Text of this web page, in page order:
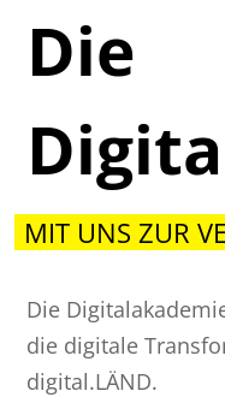
Die
MIT UNS ZUR
Die
die digitale
digital.LÄND.